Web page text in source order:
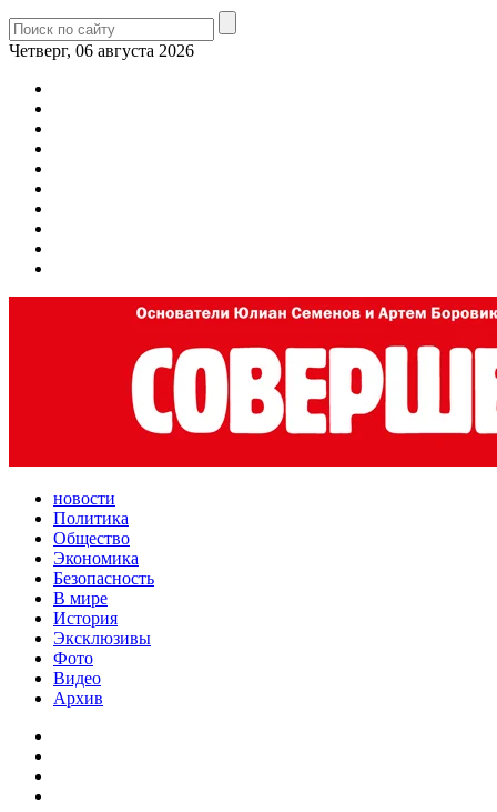
Четверг, 06 августа 2026
новости
Политика
Общество
Экономика
Безопасность
В мире
История
Эксклюзивы
Фото
Видео
Архив